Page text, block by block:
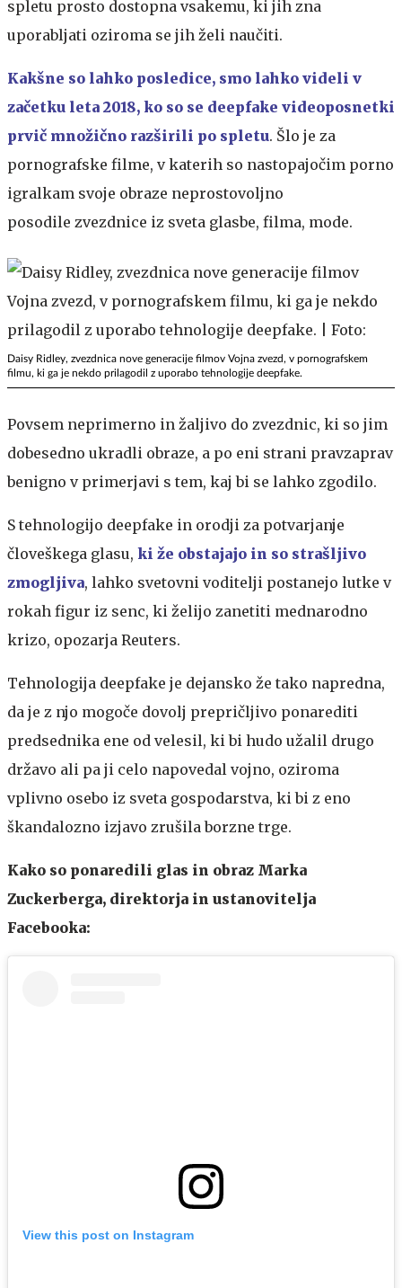
spletu prosto dostopna vsakemu, ki jih zna
uporabljati oziroma se jih želi naučiti.
Kakšne so lahko posledice, smo lahko videli v
začetku leta 2018, ko so se deepfake videoposnetki
prvič množično razširili po spletu. Šlo je za
pornografske filme, v katerih so nastopajočim porno
igralkam svoje obraze neprostovoljno
posodile zvezdnice iz sveta glasbe, filma, mode.
Daisy Ridley, zvezdnica nove generacije filmov Vojna zvezd, v pornografskem
filmu, ki ga je nekdo prilagodil z uporabo tehnologije deepfake.
Povsem neprimerno in žaljivo do zvezdnic, ki so jim
dobesedno ukradli obraze, a po eni strani pravzaprav
benigno v primerjavi s tem, kaj bi se lahko zgodilo.
S tehnologijo deepfake in orodji za potvarjanje
človeškega glasu, ki že obstajajo in so strašljivo
zmogljiva, lahko svetovni voditelji postanejo lutke v
rokah figur iz senc, ki želijo zanetiti mednarodno
krizo, opozarja Reuters.
Tehnologija deepfake je dejansko že tako napredna,
da je z njo mogoče dovolj prepričljivo ponarediti
predsednika ene od velesil, ki bi hudo užalil drugo
državo ali pa ji celo napovedal vojno, oziroma
vplivno osebo iz sveta gospodarstva, ki bi z eno
škandalozno izjavo zrušila borzne trge.
Kako so ponaredili glas in obraz Marka
Zuckerberga, direktorja in ustanovitelja
Facebooka:
View this post on Instagram